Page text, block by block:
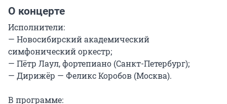
О концерте
Исполнители:
— Новосибирский академический
симфонический оркестр;
— Пётр Лаул, фортепиано (Санкт-Петербург);
— Дирижёр — Феликс Коробов (Москва).
В программе: